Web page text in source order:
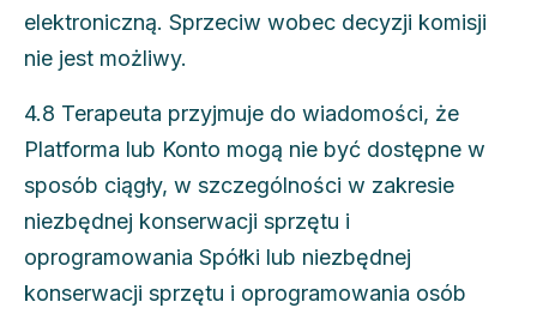
elektroniczną. Sprzeciw wobec decyzji komisji
nie jest możliwy.
4.8 Terapeuta przyjmuje do wiadomości, że
Platforma lub Konto mogą nie być dostępne w
sposób ciągły, w szczególności w zakresie
niezbędnej konserwacji sprzętu i
oprogramowania Spółki lub niezbędnej
konserwacji sprzętu i oprogramowania osób